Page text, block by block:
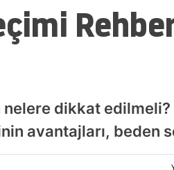
dikkat
avantajları, beden